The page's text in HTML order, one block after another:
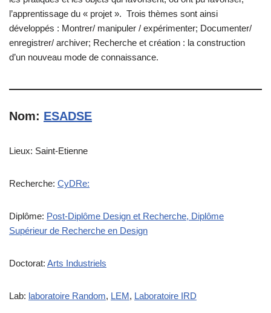
l’apprentissage du « projet ». Trois thèmes sont ainsi
développés : Montrer/ manipuler / expérimenter; Documenter/
enregistrer/ archiver; Recherche et création : la construction
d’un nouveau mode de connaissance.
Nom: ESADSE
Lieux: Saint-Etienne
Recherche: CyDRe:
Diplôme: Post-Diplôme Design et Recherche, Diplôme
Supérieur de Recherche en Design
Doctorat: Arts Industriels
Lab: laboratoire Random, LEM, Laboratoire IRD